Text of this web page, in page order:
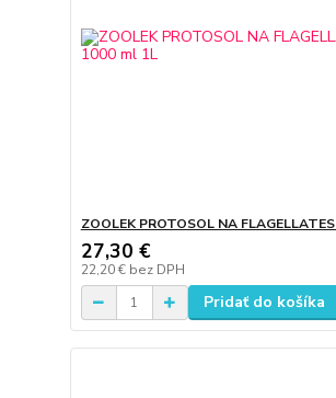
ZOOLEK PROTOSOL NA
27,30 €
22,20 € bez DPH
Pridať do košíka